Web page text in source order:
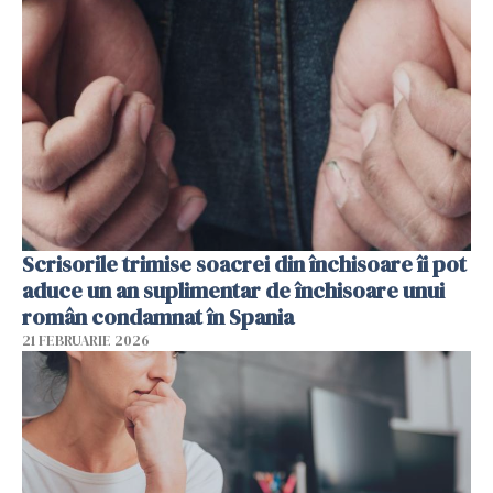
Scrisorile trimise soacrei din închisoare îi pot
aduce un an suplimentar de închisoare unui
român condamnat în Spania
21 FEBRUARIE 2026